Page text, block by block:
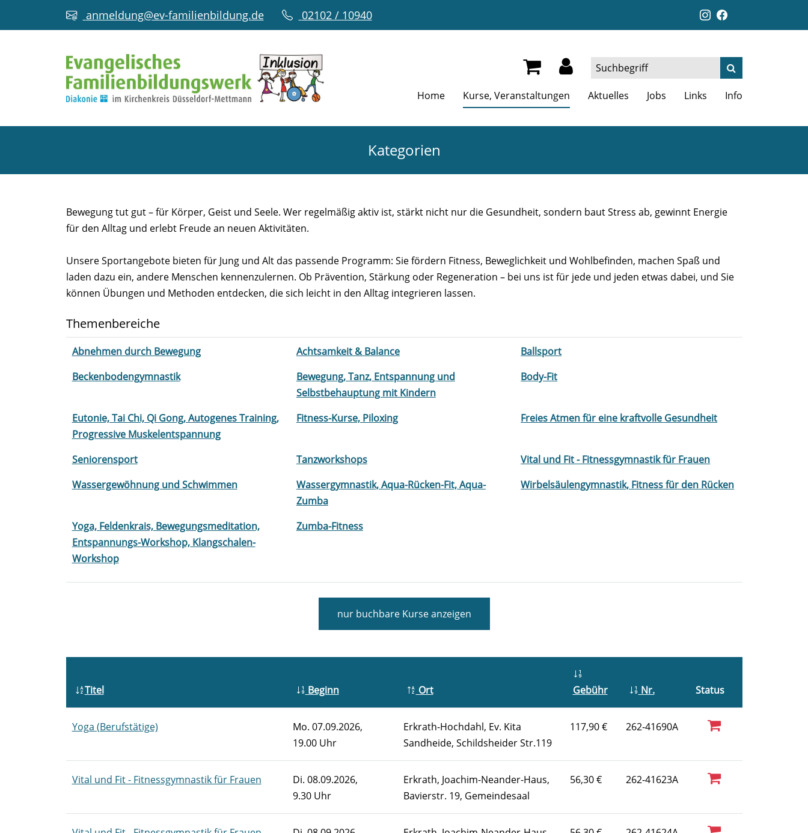
anmeldung@ev-familienbildung.de 02102 / 10940
Home Kurse, Veranstaltungen Aktuelles Jobs Links Info
Kategorien
SPORT
Bewegung tut gut – für Körper, Geist und Seele. Wer regelmäßig aktiv ist, stärkt nicht nur die Gesundheit, sondern baut Stress ab, gewinnt Energie
für den Alltag und erlebt Freude an neuen Aktivitäten.
Unsere Sportangebote bieten für Jung und Alt das passende Programm: Sie fördern Fitness, Beweglichkeit und Wohlbefinden, machen Spaß und
laden dazu ein, andere Menschen kennenzulernen. Ob Prävention, Stärkung oder Regeneration – bei uns ist für jede und jeden etwas dabei, und Sie
können Übungen und Methoden entdecken, die sich leicht in den Alltag integrieren lassen.
Themenbereiche
Abnehmen durch Bewegung Achtsamkeit & Balance
Ballsport
Beckenbodengymnastik
Bewegung, Tanz, Entspannung und
Selbstbehauptung mit Kindern
Body-Fit
Eutonie, Tai Chi, Qi Gong, Autogenes Training,
Progressive Muskelentspannung
Fitness-Kurse, Piloxing Freies Atmen für eine kraftvolle Gesundheit
Seniorensport Tanzworkshops
Vital und Fit - Fitnessgymnastik für Frauen
Wassergewöhnung und Schwimmen
Wassergymnastik, Aqua-Rücken-Fit, Aqua-
Zumba
Wirbelsäulengymnastik, Fitness für den Rücken
Yoga, Feldenkrais, Bewegungsmeditation,
Entspannungs-Workshop, Klangschalen-
Workshop
Zumba-Fitness
nur buchbareKurse anzeigen
Titel Beginn Ort Gebühr Nr. Status
Yoga (Berufstätige) Mo. 07.09.2026,
19.00 Uhr
Erkrath-Hochdahl, Ev. Kita
Sandheide, Schildsheider Str.119
117,90 € 262-41690A
Vital und Fit - Fitnessgymnastik für Frauen Di. 08.09.2026,
9.30 Uhr
Erkrath, Joachim-Neander-Haus,
Bavierstr. 19, Gemeindesaal
56,30 € 262-41623A